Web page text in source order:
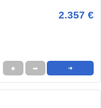
2.357 €
★ ➦ ➜